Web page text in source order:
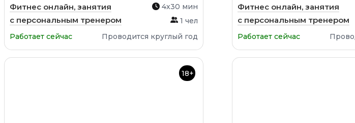
Фитнес онлайн, занятия
с персональным тренером
4х30 мин
1 чел
Работает сейчас
Проводится круглый год
Фитнес онлайн, занятия
с персональным тренером
Работает сейчас
18+